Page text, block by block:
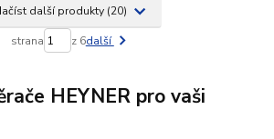
další produkty (20)
strana z 6další
HEYNER pro vaši